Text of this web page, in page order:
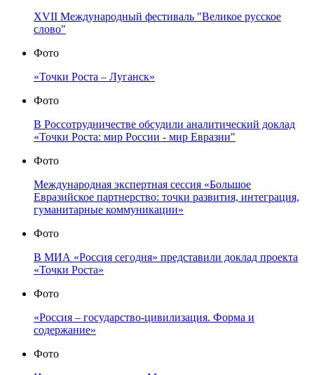
XVII Международный фестиваль "Великое русское
слово"
Фото
«Точки Роста – Луганск»
Фото
В Россотрудничестве обсудили аналитический доклад
«Точки Роста: мир России - мир Евразии"
Фото
Международная экспертная сессия «Большое
Евразийское партнерство: точки развития, интеграция,
гуманитарные коммуникации»
Фото
В МИА «Россия сегодня» представили доклад проекта
«Точки Роста»
Фото
«Россия – государство-цивилизация. Форма и
содержание»
Фото